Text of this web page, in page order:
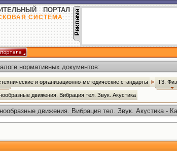
ПОРТАЛ
СИСТЕМА
нормативных документов:
и организационно-методические стандарты Т3:
движения. Вибрация тел. Звук. Акустика
движения. Вибрация тел. Звук. Акустика -